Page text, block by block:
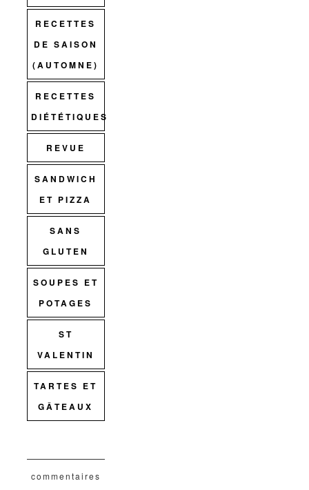
RECETTES
DE SAISON
(AUTOMNE)
RECETTES
DIÉTÉTIQUES
REVUE
SANDWICH
ET PIZZA
SANS
GLUTEN
SOUPES ET
POTAGES
ST
VALENTIN
TARTES ET
GÂTEAUX
commentaires